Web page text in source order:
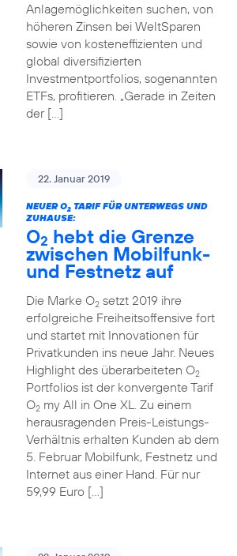
Anlagemöglichkeiten suchen, von
höheren Zinsen bei WeltSparen
sowie von kosteneffizienten und
global diversifizierten
Investmentportfolios, sogenannten
ETFs, profitieren. „Gerade in Zeiten
der […]
22. Januar 2019
NEUER O2TARIF FÜR UNTERWEGS UND
ZUHAUSE:
O2 hebt die Grenze
zwischen Mobilfunk-
und Festnetz auf
Die Marke O2setzt 2019 ihre
erfolgreiche Freiheitsoffensive fort
und startet mit Innovationen für
Privatkunden ins neue Jahr. Neues
Highlight des überarbeiteten O2
Portfolios ist der konvergente Tarif
O2my All in One XL. Zu einem
herausragenden Preis-Leistungs-
Verhältnis erhalten Kunden ab dem
5. Februar Mobilfunk, Festnetz und
Internet aus einer Hand. Für nur
59,99 Euro […]